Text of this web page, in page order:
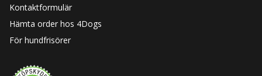
Kontaktformulär
Hämta order hos 4Dogs
För hundfrisörer